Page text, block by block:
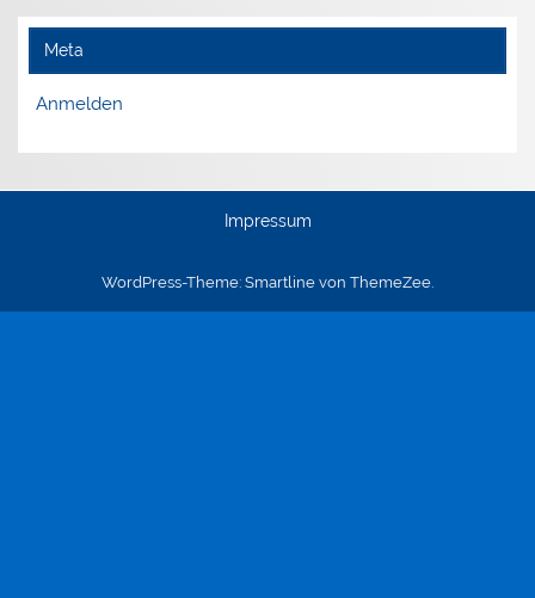
Meta
Anmelden
Impressum
WordPress-Theme: Smartline von ThemeZee.